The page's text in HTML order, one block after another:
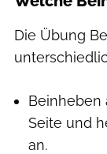
Die Übung
Beinheben
Seite und
an.